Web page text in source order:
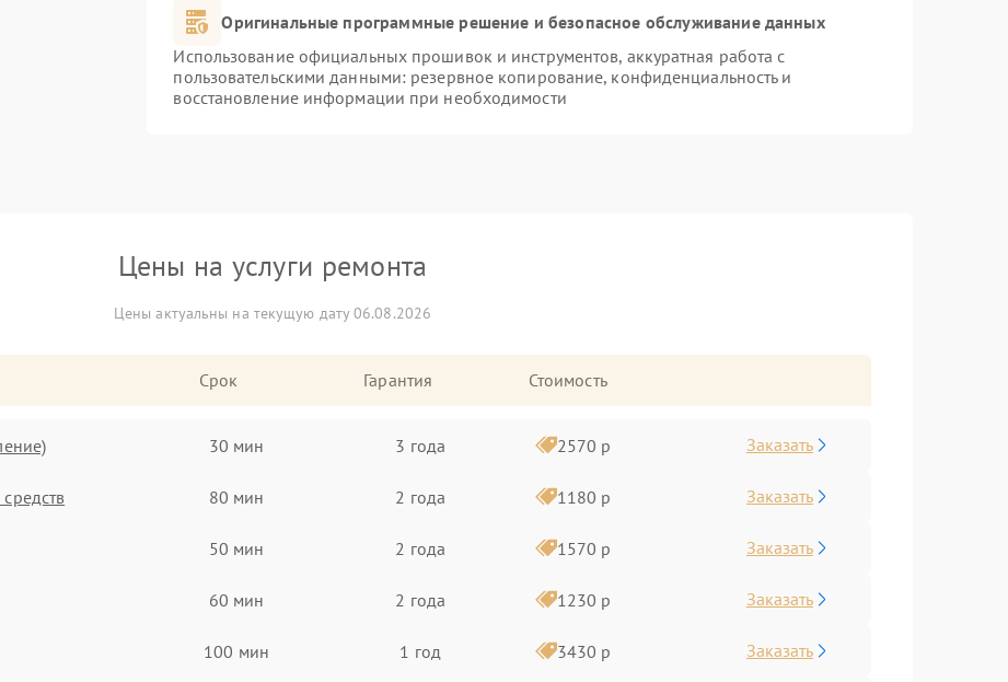
Оригинальные программные решение и безопасное обслуживание данных
Использование официальных прошивок и инструментов, аккуратная работа с
пользовательскими данными: резервное копирование, конфиденциальность и
восстановление информации при необходимости
Цены на услуги ремонта
Цены актуальны на текущую дату 06.08.2026
Срок Гарантия Стоимость
30 мин 3 года 2570 р Заказать
80 мин 2 года 1180 р Заказать
50 мин 2 года 1570 р Заказать
60 мин 2 года 1230 р Заказать
100 мин 1 год 3430 р Заказать